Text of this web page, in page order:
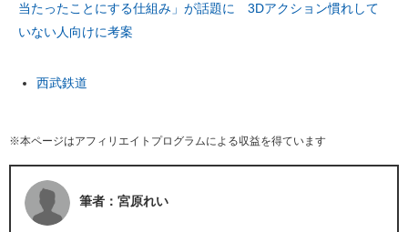
当たったことにする仕組み」が話題に 3Dアクション慣れして
いない人向けに考案
西武鉄道
※本ページはアフィリエイトプログラムによる収益を得ています
筆者：宮原れい